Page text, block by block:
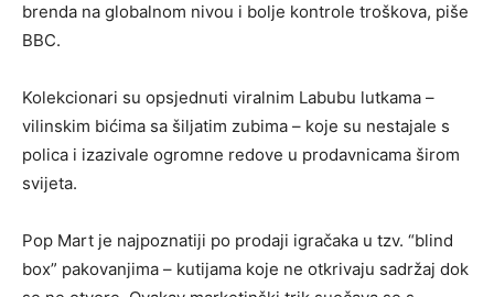
brenda na globalnom nivou i bolje kontrole troškova, piše
BBC.
Kolekcionari su opsjednuti viralnim Labubu lutkama –
vilinskim bićima sa šiljatim zubima – koje su nestajale s
polica i izazivale ogromne redove u prodavnicama širom
svijeta.
Pop Mart je najpoznatiji po prodaji igračaka u tzv. “blind
box” pakovanjima – kutijama koje ne otkrivaju sadržaj dok